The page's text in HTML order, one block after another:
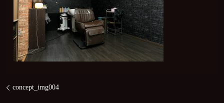
concept_img004